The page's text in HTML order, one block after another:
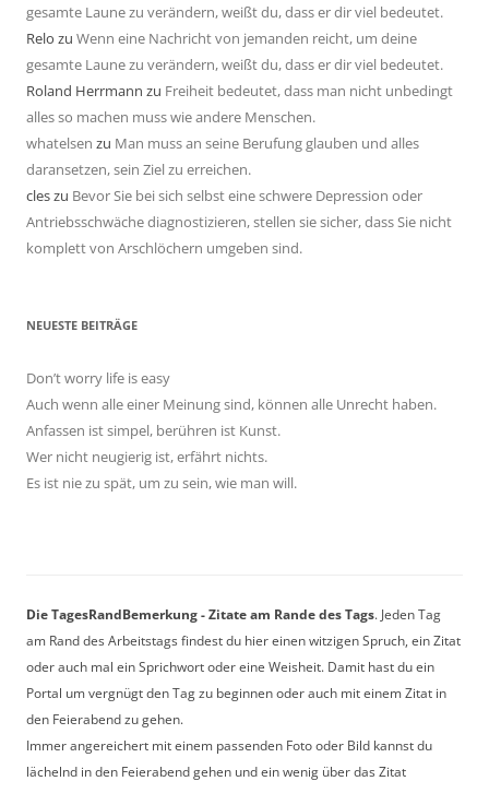
gesamte Laune zu verändern, weißt du, dass er dir viel bedeutet.
Relo zu Wenn eine Nachricht von jemanden reicht, um deine
gesamte Laune zu verändern, weißt du, dass er dir viel bedeutet.
Roland Herrmann zu Freiheit bedeutet, dass man nicht unbedingt
alles so machen muss wie andere Menschen.
whatelsen zu Man muss an seine Berufung glauben und alles
daransetzen, sein Ziel zu erreichen.
cleszu Bevor Sie bei sich selbst eine schwere Depression oder
Antriebsschwäche diagnostizieren, stellen sie sicher, dass Sie nicht
komplett von Arschlöchern umgeben sind.
NEUESTE BEITRÄGE
Don’t worry life is easy
Auch wenn alle einer Meinung sind, können alle Unrecht haben.
Anfassen ist simpel, berühren ist Kunst.
Wer nicht neugierig ist, erfährt nichts.
Es ist nie zu spät, um zu sein, wie man will.
Die TagesRandBemerkung - Zitate am Rande des Tags. Jeden Tag
am Rand des Arbeitstags findest du hier einen witzigen Spruch, ein Zitat
oder auch mal ein Sprichwort oder eine Weisheit. Damit hast du ein
Portal um vergnügt den Tag zu beginnen oder auch mit einem Zitat in
den Feierabend zu gehen.
Immer angereichert mit einem passenden Foto oder Bild kannst du
lächelnd in den Feierabend gehen und ein wenig über das Zitat